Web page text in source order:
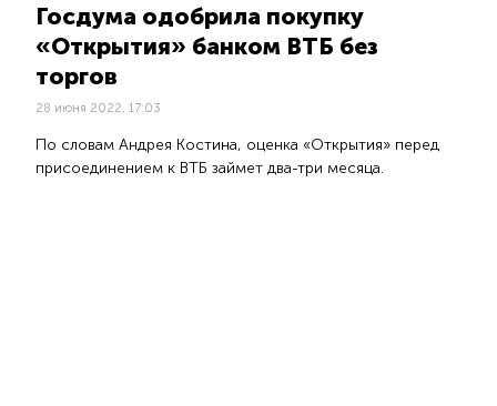
Госдума одобрила покупку
«Открытия» банком ВТБ без
торгов
28 июня 2022, 17:03
По словам Андрея Костина, оценка «Открытия» перед
присоединением к ВТБ займет два-три месяца.